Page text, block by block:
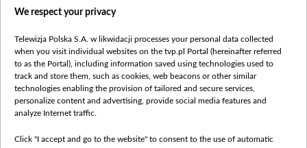
Правила использования материалов
Безопасность
Youtube
Белсат news
Белсат Life
Belsat English
We respect your privacy
Telewizja Polska S.A. w likwidacji processes your personal data collected
when you visit individual websites on the tvp.pl Portal (hereinafter referred
to as the Portal), including information saved using technologies used to
track and store them, such as cookies, web beacons or other similar
technologies enabling the provision of tailored and secure services,
personalize content and advertising, provide social media features and
analyze Internet traffic.
Click "I accept and go to the website" to consent to the use of automatic